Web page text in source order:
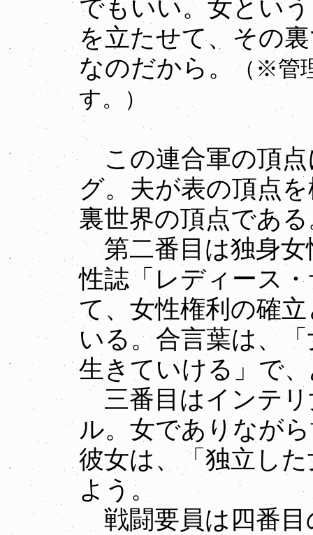
でもいい。女とい
を立たせて、その
なのだから。
（※管
す。）
この連合軍の頂点
グ。夫が表の頂点
裏世界の頂点であ
第二番目は独身女
性誌「レディース
て、女性権利の確
いる。合言葉は、
生きていける」で
三番目はインテリ
ル。女でありなが
彼女は、「独立し
よう。
戦闘要員は四番目